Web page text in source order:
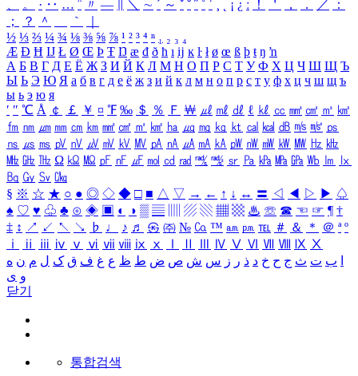
、
。 · ‥ … ¨ 〃 ― ＼ ∼ ´ ～ ˇ ˘ ˝ ˚ ˙ ¸ ¡ ¿ ː ！ ＇ ， ． ／
：
；
？ ＾ ｀
½ ⅓ ⅔ ¼ ¾ ⅛ ⅜ ⅝ ⅞ ¹ ² ³ ⁴ ⁿ ₁ ₂ ₃ ₄
Æ Ð Ħ Ĳ Ł Ø Œ Þ Ŧ Ŋ æ đ ð ħ ı ĳ ĸ ŀ ł ø œ ß þ ŧ ŋ ŉ
А Б В Г Д Е Ё Ж З И Й К Л М Н О П Р С Т У Ф Х Ц Ч Ш Щ Ъ
Ы Ь Э Ю Я а б в г д е ё ж з и й к л м н о п р с т у ф х ц ч ш щ ъ
ы ь э ю я
′ ″ ℃ Å ￠ ￡ ￥ ¤ ℉ ‰ ＄ ％ Ｆ ￦ ㎕ ㎖ ㎗ ℓ ㎘ ㏄ ㎣ ㎤ ㎥ ㎦
㎙ ㎚ ㎛ ㎜ ㎝ ㎞ ㎟ ㎠ ㎡ ㎢ ㏊ ㎍ ㎎ ㎏ ㏏ ㎈ ㎉ ㏈ ㎧ ㎨ ㎰
㎱ ㎲ ㎳ ㎴ ㎵ ㎶ ㎷ ㎸ ㎹ ㎀ ㎁ ㎂ ㎃ ㎄ ㎺ ㎻ ㎽ ㎾ ㎿ ㎐ ㎑
㎒ ㎓ ㎔ Ω ㏀ ㏁ ㎊ ㎋ ㎌ ㏖ ㏅ ㎭ ㎮ ㎯ ㏛ ㎩ ㎪ ㎫ ㎬ ㏝ ㏐
㏓
㏃ ㏉ ㏜ ㏆
§ ※ ☆ ★ ○ ● ◎ ◇ ◆ □ ■ △ ▽ → ← ↑ ↓ ↔ 〓 ◁ ◀ ▷ ▶ ♤
♠ ♡ ♥ ♧ ♣ ⊙ ◈ ▣ ◐ ◑ ▒ ▤ ▨ ▧ ▦ ▩ ♨ ☏ ☎ ☜ ☞ ¶ †
‡ ↕ ↗ ↙ ↖ ↘ ♭ ♩ ♪ ♬ ㉿ ㈜ № ㏇ ™ ㏂ ㏘ ℡ ＃ ＆ ＊ ＠ ª º
ⅰ
ⅱ ⅲ ⅳ ⅴ ⅵ ⅶ ⅷ ⅸ ⅹ Ⅳ Ⅴ Ⅵ Ⅶ Ⅷ Ⅸ Ⅹ
ب ت ث ج ح خ د ذ ر ز س ش ص ض ط ظ ع غ ف ق ک ل م ن ه
و ی
닫기
통합검색